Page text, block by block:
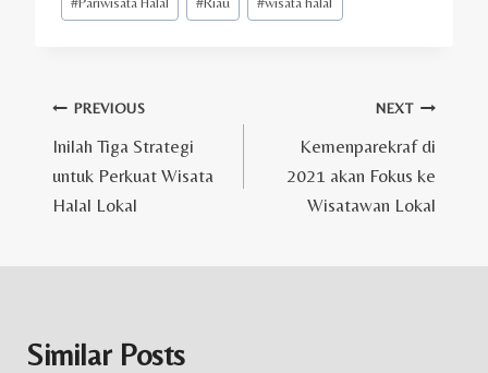
Post
navigation
PREVIOUS
Inilah Tiga Strategi
untuk Perkuat Wisata
Halal Lokal
NEXT
Kemenparekraf di
2021 akan Fokus ke
Wisatawan Lokal
Similar Posts